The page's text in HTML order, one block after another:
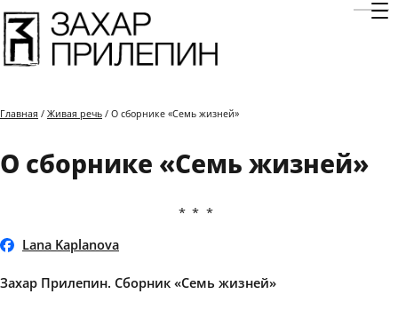
Главная / Живая речь / О сборнике «Семь жизней»
О сборнике «Семь жизней»
***
Lana Kaplanova
Захар Прилепин. Сборник «Семь жизней»